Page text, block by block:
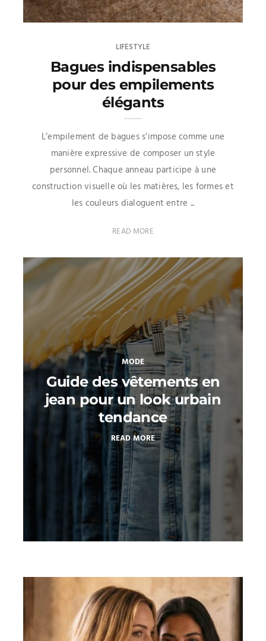
LIFESTYLE
Bagues indispensables
pour des empilements
élégants
L’empilement de bagues s’impose comme une
manière expressive de composer un style
personnel. Chaque anneau participe à une
construction visuelle où les matières, les formes et
les couleurs dialoguent entre ...
READ MORE
MODE
Guide des vêtements en
jean pour un look urbain
tendance
READ MORE